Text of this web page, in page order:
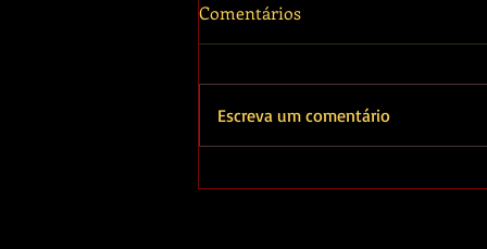
Comentários
Escreva um comentário